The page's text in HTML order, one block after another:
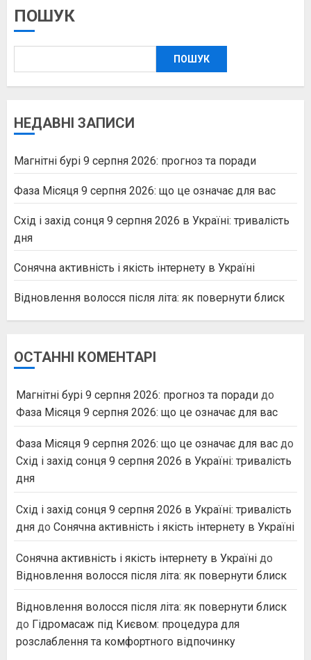
ПОШУК
ПОШУК
НЕДАВНІ ЗАПИСИ
Магнітні бурі 9 серпня 2026: прогноз та поради
Фаза Місяця 9 серпня 2026: що це означає для вас
Схід і захід сонця 9 серпня 2026 в Україні: тривалість
дня
Сонячна активність і якість інтернету в Україні
Відновлення волосся після літа: як повернути блиск
ОСТАННІ КОМЕНТАРІ
Магнітні бурі 9 серпня 2026: прогноз та поради до
Фаза Місяця 9 серпня 2026: що це означає для вас
Фаза Місяця 9 серпня 2026: що це означає для вас до
Схід і захід сонця 9 серпня 2026 в Україні: тривалість
дня
Схід і захід сонця 9 серпня 2026 в Україні: тривалість
дня до Сонячна активність і якість інтернету в Україні
Сонячна активність і якість інтернету в Україні до
Відновлення волосся після літа: як повернути блиск
Відновлення волосся після літа: як повернути блиск
до Гідромасаж під Києвом: процедура для
розслаблення та комфортного відпочинку